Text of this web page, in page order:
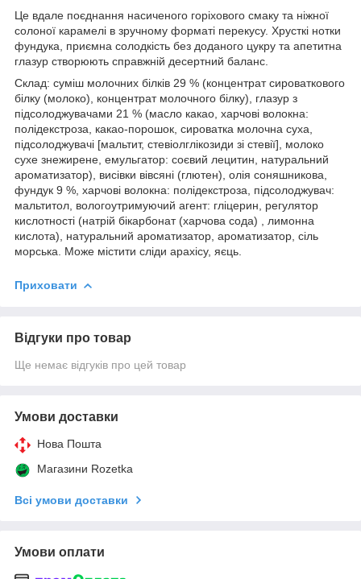
Це вдале поєднання насиченого горіхового смаку та ніжної
солоної карамелі в зручному форматі перекусу. Хрусткі нотки
фундука, приємна солодкість без доданого цукру та апетитна
глазур створюють справжній десертний баланс.
Склад: суміш молочних білків 29 % (концентрат сироваткового
білку (молоко), концентрат молочного білку), глазур з
підсолоджувачами 21 % (масло какао, харчові волокна:
полідекстроза, какао-порошок, сироватка молочна суха,
підсолоджувачі [мальтит, стевіолглікозиди зі стевії], молоко
сухе знежирене, емульгатор: соєвий лецитин, натуральний
ароматизатор), висівки вівсяні (глютен), олія соняшникова,
фундук 9 %, харчові волокна: полідекстроза, підсолоджувач:
мальтитол, вологоутримуючий агент: гліцерин, регулятор
кислотності (натрій бікарбонат (харчова сода) , лимонна
кислота), натуральний ароматизатор, ароматизатор, сіль
морська. Може містити сліди арахісу, яєць.
Приховати
Відгуки про товар
Ще немає відгуків про цей товар
Умови доставки
Нова Пошта
Магазини Rozetka
Всі умови доставки
Умови оплати